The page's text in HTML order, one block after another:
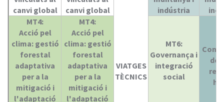
canvi global
canvi global
VIATGES
TÈCNICS
indústria
MT4:
Acció pel
clima: gestió
forestal
adaptativa
per a la
mitigació i
l'adaptació
MT4:
Acció pel
clima: gestió
forestal
adaptativa
per a la
mitigació i
l'adaptació
MT6:
Governança i
integració
social
de